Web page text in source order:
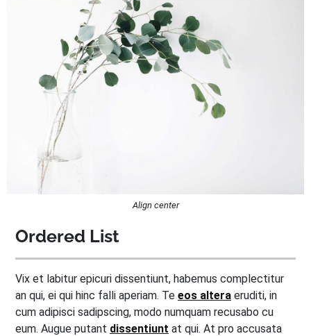
Align center
Ordered List
Vix et labitur epicuri dissentiunt, habemus complectitur
an qui, ei qui hinc falli aperiam. Te eos altera eruditi, in
cum adipisci sadipscing, modo numquam recusabo cu
eum. Augue putant dissentiunt at qui. At pro accusata